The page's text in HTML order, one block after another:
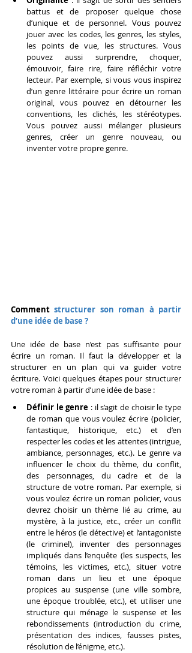
battus et de proposer quelque chose
d’unique et de personnel. Vous pouvez
jouer avec les codes, les genres, les styles,
les points de vue, les structures. Vous
pouvez aussi surprendre, choquer,
émouvoir, faire rire, faire réfléchir votre
lecteur. Par exemple, si vous vous inspirez
d’un genre littéraire pour écrire un roman
original, vous pouvez en détourner les
conventions, les clichés, les stéréotypes.
Vous pouvez aussi mélanger plusieurs
genres, créer un genre nouveau, ou
inventer votre propre genre.
Comment structurer son roman à partir
d’une idée de base ?
Une idée de base n’est pas suffisante pour
écrire un roman. Il faut la développer et la
structurer en un plan qui va guider votre
écriture. Voici quelques étapes pour structurer
votre roman à partir d’une idée de base :
Définir le genre : il s’agit de choisir le type
de roman que vous voulez écrire (policier,
fantastique, historique, etc.) et d’en
respecter les codes et les attentes (intrigue,
ambiance, personnages, etc.). Le genre va
influencer le choix du thème, du conflit,
des personnages, du cadre et de la
structure de votre roman. Par exemple, si
vous voulez écrire un roman policier, vous
devrez choisir un thème lié au crime, au
mystère, à la justice, etc., créer un conflit
entre le héros (le détective) et l’antagoniste
(le criminel), inventer des personnages
impliqués dans l’enquête (les suspects, les
témoins, les victimes, etc.), situer votre
roman dans un lieu et une époque
propices au suspense (une ville sombre,
une époque troublée, etc.), et utiliser une
structure qui ménage le suspense et les
rebondissements (introduction du crime,
présentation des indices, fausses pistes,
résolution de l’énigme, etc.).